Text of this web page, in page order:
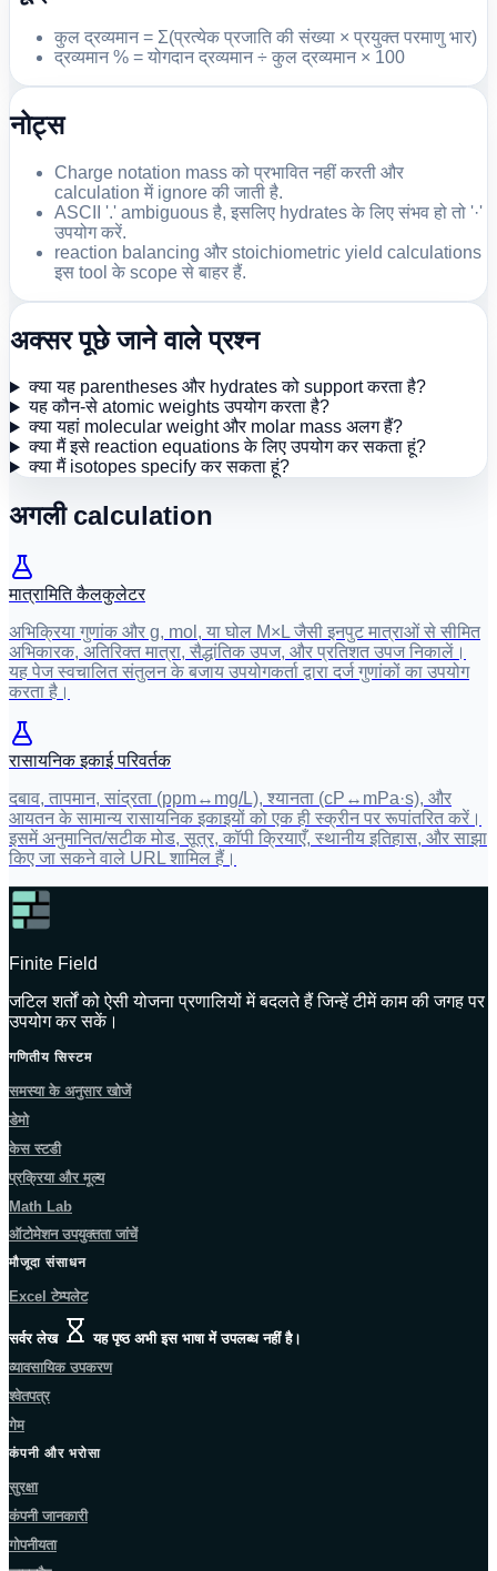
कुल द्रव्यमान = Σ(प्रत्येक प्रजाति की संख्या × प्रयुक्त परमाणु भार)
द्रव्यमान % = योगदान द्रव्यमान ÷ कुल द्रव्यमान × 100
नोट्स
Charge notation mass को प्रभावित नहीं करती और
calculation में ignore की जाती है.
ASCII '.' ambiguous है, इसलिए hydrates के लिए संभव हो तो '·'
उपयोग करें.
reaction balancing और stoichiometric yield calculations
इस tool के scope से बाहर हैं.
अक्सर पूछे जाने वाले प्रश्न
क्या यह parentheses और hydrates को support करता है?
यह कौन-से atomic weights उपयोग करता है?
क्या यहां molecular weight और molar mass अलग हैं?
क्या मैं इसे reaction equations के लिए उपयोग कर सकता हूं?
क्या मैं isotopes specify कर सकता हूं?
अगली calculation
मात्रामिति कैलकुलेटर
अभिक्रिया गुणांक और g, mol, या घोल M×L जैसी इनपुट मात्राओं से सीमित
अभिकारक, अतिरिक्त मात्रा, सैद्धांतिक उपज, और प्रतिशत उपज निकालें।
यह पेज स्वचालित संतुलन के बजाय उपयोगकर्ता द्वारा दर्ज गुणांकों का उपयोग
करता है।
रासायनिक इकाई परिवर्तक
दबाव, तापमान, सांद्रता (ppm↔mg/L), श्यानता (cP↔mPa·s), और
आयतन के सामान्य रासायनिक इकाइयों को एक ही स्क्रीन पर रूपांतरित करें।
इसमें अनुमानित/सटीक मोड, सूत्र, कॉपी क्रियाएँ, स्थानीय इतिहास, और साझा
किए जा सकने वाले URL शामिल हैं।
Finite Field
जटिल शर्तों को ऐसी योजना प्रणालियों में बदलते हैं जिन्हें टीमें काम की जगह पर
उपयोग कर सकें।
गणितीय सिस्टम
समस्या के अनुसार खोजें
डेमो
केस स्टडी
प्रक्रिया और मूल्य
Math Lab
ऑटोमेशन उपयुक्तता जांचें
मौजूदा संसाधन
Excel टेम्पलेट
सर्वर लेख
यह पृष्ठ अभी इस भाषा में उपलब्ध नहीं है।
व्यावसायिक उपकरण
श्वेतपत्र
गेम
कंपनी और भरोसा
सुरक्षा
कंपनी जानकारी
गोपनीयता